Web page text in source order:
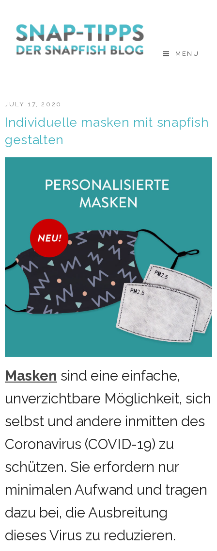
content
MENU
Individuelle masken mit snapfish
gestalten
JULY 17, 2020
Masken sind eine einfache,
unverzichtbare Möglichkeit, sich
selbst und andere inmitten des
Coronavirus (COVID-19) zu
schützen. Sie erfordern nur
minimalen Aufwand und tragen
dazu bei, die Ausbreitung
dieses Virus zu reduzieren.